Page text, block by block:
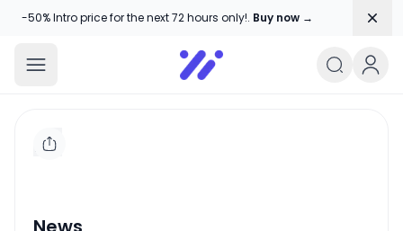
-50% Intro price for the next 72 hours only!. Buy now →
Amika Chitranshi
My WordPress Blog